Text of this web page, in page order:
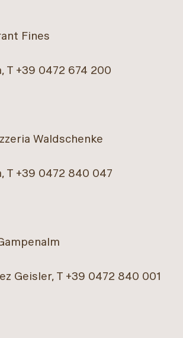
Fines
T +39 0472 674 200
Waldschenke
T +39 0472 840 047
Geisler, T +39 0472 840 001